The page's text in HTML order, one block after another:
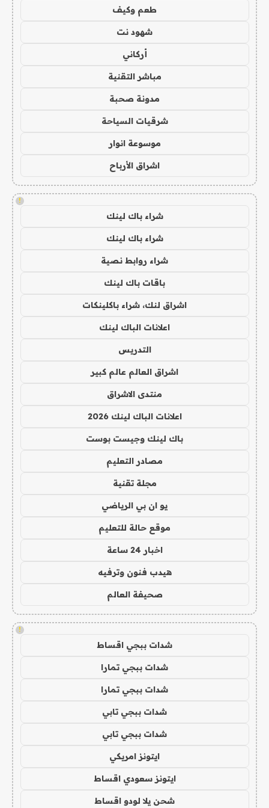
طعم وكيف
شهود نت
أركاني
مباشر التقنية
مدونة صحبة
شرقيات السياحة
موسوعة انوار
اشراق الأرباح
!
شراء باك لينك
شراء باك لينك
شراء روابط نصية
باقات باك لينك
اشراق لنك، شراء باكلينكات
اعلانات الباك لينك
التدريس
اشراق العالم عالم كبير
منتدى الاشراق
اعلانات الباك لينك 2026
باك لينك وجيست بوست
مصادر التعليم
مجلة تقنية
يو ان بي الرياضي
موقع حالة للتعليم
اخبار 24 ساعة
هيدب فنون وترفيه
صحيفة العالم
!
شدات ببجي اقساط
شدات ببجي تمارا
شدات ببجي تمارا
شدات ببجي تابي
شدات ببجي تابي
ايتونز امريكي
ايتونز سعودي اقساط
شحن يلا لودو اقساط